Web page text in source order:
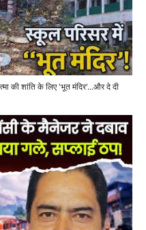
की शांति के लिए 'भूत मंदिर'...और दे दी